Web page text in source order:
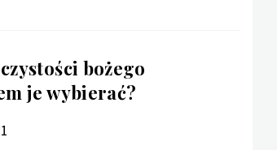
bożego
je wybierać?